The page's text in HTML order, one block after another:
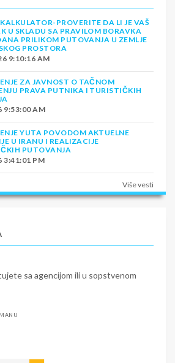
KALKULATOR-PROVERITE DA LI JE VAŠ
U SKLADU SA PRAVILOM BORAVKA
PRILIKOM PUTOVANJA U ZEMLJE
PROSTORA
9:10:16 AM
ZA JAVNOST O TAČNOM
PRAVA PUTNIKA I TURISTIČKIH
9:53:00 AM
YUTA POVODOM AKTUELNE
U IRANU I REALIZACIJE
PUTOVANJA
3:41:01 PM
Više vesti
sa agencijom ili u sopstvenom